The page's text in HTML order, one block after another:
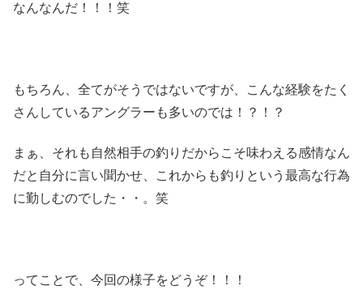
なんなんだ！！！笑
もちろん、全てがそうではないですが、こんな経験をたく
さんしているアングラーも多いのでは！？！？
まぁ、それも自然相手の釣りだからこそ味わえる感情なん
だと自分に言い聞かせ、これからも釣りという最高な行為
に勤しむのでした・・。笑
ってことで、今回の様子をどうぞ！！！